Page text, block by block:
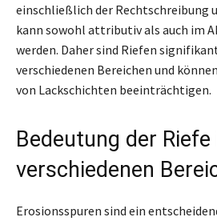
einschließlich der Rechtschreibung
kann sowohl attributiv als auch im
werden. Daher sind Riefen
verschiedenen Bereichen und
von Lackschichten beeinträchtigen.
Bedeutung der Riefe
verschiedenen
Erosionsspuren sind ein